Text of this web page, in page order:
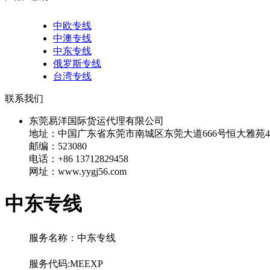
中欧专线
中澳专线
中东专线
俄罗斯专线
台湾专线
联系我们
东莞易洋国际货运代理有限公司
地址：中国广东省东莞市南城区东莞大道666号恒大雅苑
邮编：523080
电话：+86 13712829458
网址：www.yygj56.com
中东专线
服务名称：中东专线
服务代码:MEEXP